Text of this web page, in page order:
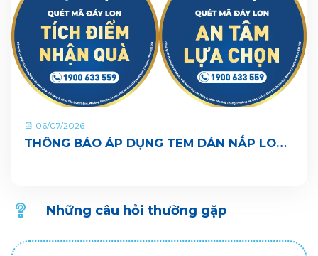
06/07/2026
THÔNG BÁO ÁP DỤNG TEM DÁN NẮP LON
Những câu hỏi thường gặp